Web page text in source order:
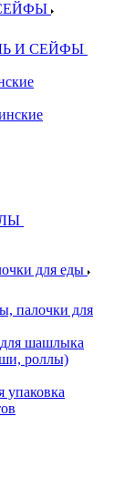
И СЕЙФЫ
для еды
палочки для
шашлыка
роллы)
упаковка